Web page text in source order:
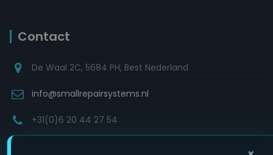
Contact
De Waal 2C, 5684 PH, Best Nederland
info@smallrepairsystems.nl
+31(0)6 20 44 27 54